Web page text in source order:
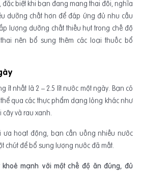
đặc biệt khi bạn đang mang thai đôi, nghĩa
dưỡng chất hơn để đáp ứng đủ nhu cầu
lượng dưỡng chất thiếu hụt trong chế độ
nên bổ sung thêm các loại thuốc bổ
ít nhất là 2 – 2.5 lít nước một ngày. Bạn có
qua các thực phẩm dạng lỏng khác như
cây và rau xanh.
ưa hoạt động, bạn cần uống nhiều nước
chút để bổ sung lượng nước đã mất.
mạnh với một chế độ ăn đúng, đủ